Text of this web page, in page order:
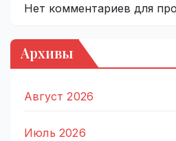
Нет комментариев для
Архивы
Август 2026
Июль 2026